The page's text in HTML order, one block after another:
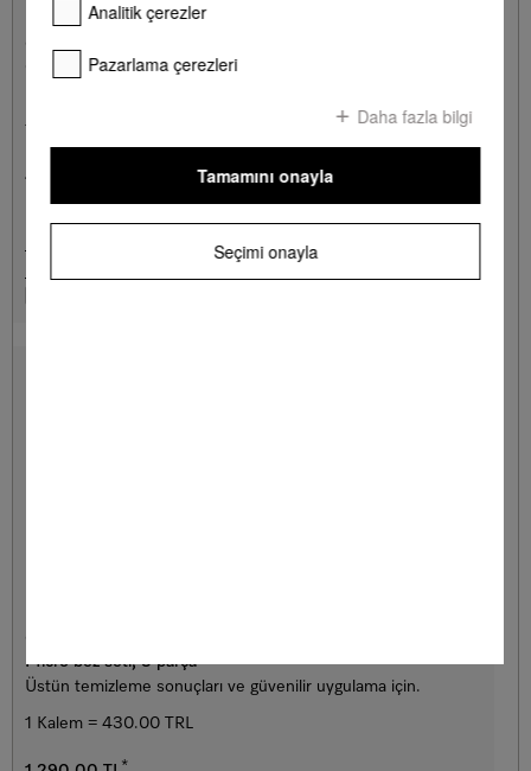
Çok amaçlı mikrofiber bez, 1 adet
1 Kalem = 490.00 TRL
490,00 TL
Micro bez seti, 3 parça
Üstün temizleme sonuçları ve güvenilir uygulama için.
1 Kalem = 430.00 TRL
*
Analitik çerezler
Pazarlama çerezleri
Daha fazla bilgi
Seçimi onayla
Tamamını onayla